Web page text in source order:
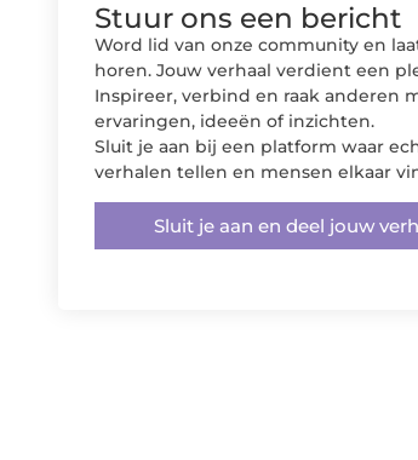
Stuur ons een bericht
Word lid van onze community en
horen. Jouw verhaal verdient een
Inspireer, verbind en raak anderen
ervaringen, ideeën of inzichten.
Sluit je aan bij een platform waar
verhalen tellen en mensen elkaar
Sluit je aan en deel jouw